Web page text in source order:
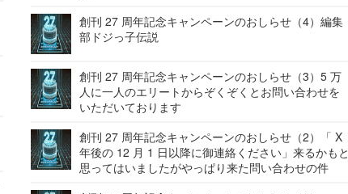
創刊 27 周年記念キャンペーンのおしらせ（4）編集
部ドジっ子伝説
創刊 27 周年記念キャンペーンのおしらせ（3）5 万
人に一人のエリートからぞくぞくとお問い合わせを
いただいております
創刊 27 周年記念キャンペーンのおしらせ（2）「 X
年後の 12 月 1 日以降に御連絡ください」来るかもと
思ってはいましたがやっぱり来た問い合わせの件